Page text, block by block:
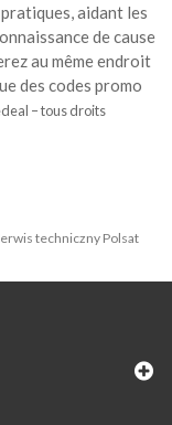
aidant les
de cause
au même endroit
des codes promo
– tous droits
techniczny Polsat